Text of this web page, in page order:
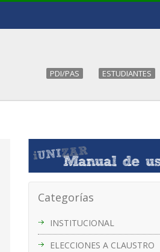
PDI/PAS ESTUDIANTES
Categorías
INSTITUCIONAL
ELECCIONES A CLAUSTRO